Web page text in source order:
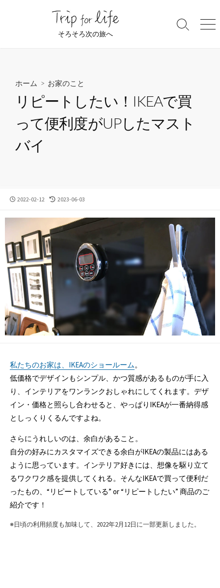
そろそろ次の旅へ
検
メ
ホーム > お家のこと
リピートしたい！IKEAで買
って便利度がUPしたマスト
バイ
公
日
2022-02-12
最
更
新
日
2023-06-03
私たちのお家は、IKEAのショールーム。
低価格でデザインもシンプル、かつ質感があるものが手に入
り、インテリアをワンランクおしゃれにしてくれます。デザ
イン・価格と照らし合わせると、やっぱりIKEAが一番納得感
としっくりくるんですよね。
さらにうれしいのは、余白があること。
自分の好みにカスタマイズできる余白がIKEAの製品にはある
ように思っています。インテリア好きには、想像を駆り立て
るワクワク感を提供してくれる。そんなIKEAで買って便利だ
ったもの、“リピートしている” or “リピートしたい” 商品のご
紹介です！
※日頃の利用頻度も加味して、2022年2月12日に一部更新しました。